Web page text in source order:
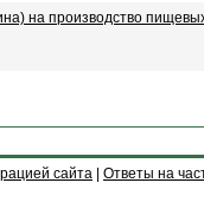
на производство
сайта Ответы на